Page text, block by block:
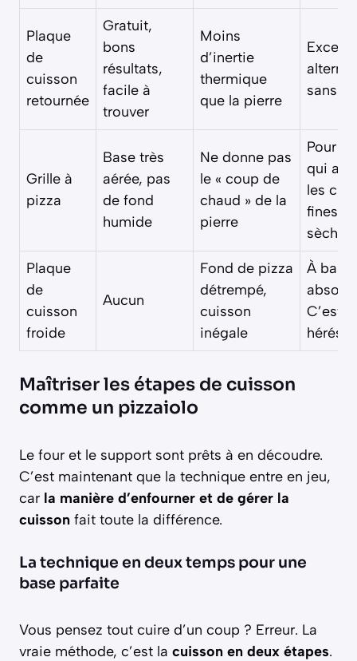
Plaque
de
cuisson
retournée
Gratuit,
bons
résultats,
facile à
trouver
Moins
d’inertie
thermique
que la pierre
sans
Grille à
pizza
Base très
aérée, pas
de fond
humide
Ne donne pas
le « coup de
chaud » de la
pierre
Pour
qui
les
fines
sèches.
Plaque
de
cuisson
froide
Aucun
Fond de pizza
détrempé,
cuisson
inégale
À
C’est
hérésie.
Maîtriser les étapes de cuisson
comme un pizzaiolo
Le four et le support sont prêts à en découdre.
C’est maintenant que la technique entre en jeu,
car la manière d’enfourner et de gérer la
cuisson fait toute la différence.
La technique en deux temps pour une
base parfaite
Vous pensez tout cuire d’un coup ? Erreur. La
vraie méthode, c’est la cuisson en deux étapes.